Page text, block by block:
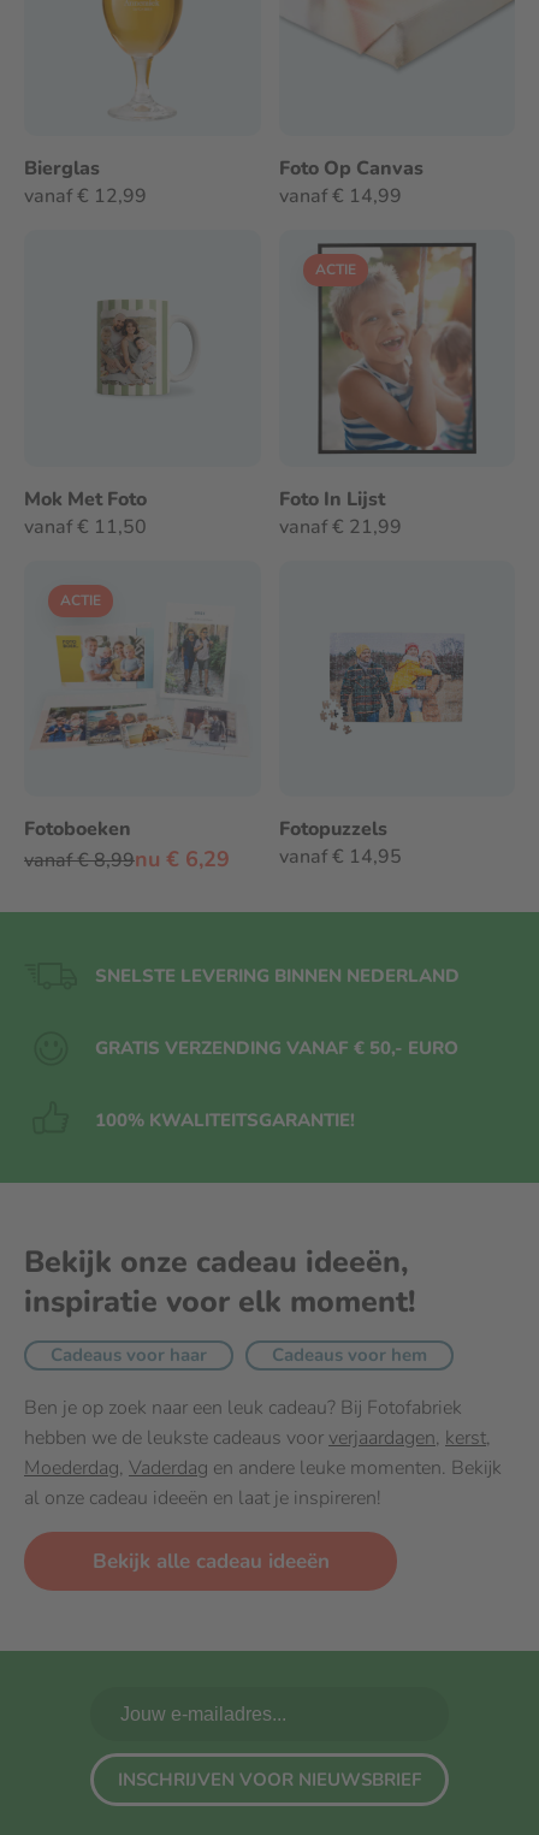
Bierglas
vanaf € 12,99
Foto Op Canvas
vanaf € 14,99
Mok Met Foto
vanaf € 11,50
ACTIE
Foto In Lijst
vanaf € 21,99
ACTIE
Fotoboeken
vanaf € 8,99nu € 6,29
Fotopuzzels
vanaf € 14,95
SNELSTE LEVERING BINNEN NEDERLAND
GRATIS VERZENDING VANAF € 50,- EURO
100% KWALITEITSGARANTIE!
Bekijk onze cadeau ideeën,
inspiratie voor elk moment!
Cadeaus voor haar Cadeaus voor hem
Ben je op zoek naar een leuk cadeau? Bij Fotofabriek
hebben we de leukste cadeaus voor verjaardagen, kerst,
Moederdag, Vaderdag en andere leuke momenten. Bekijk
al onze cadeau ideeën en laat je inspireren!
Bekijk alle cadeau ideeën
INSCHRIJVEN VOOR NIEUWSBRIEF